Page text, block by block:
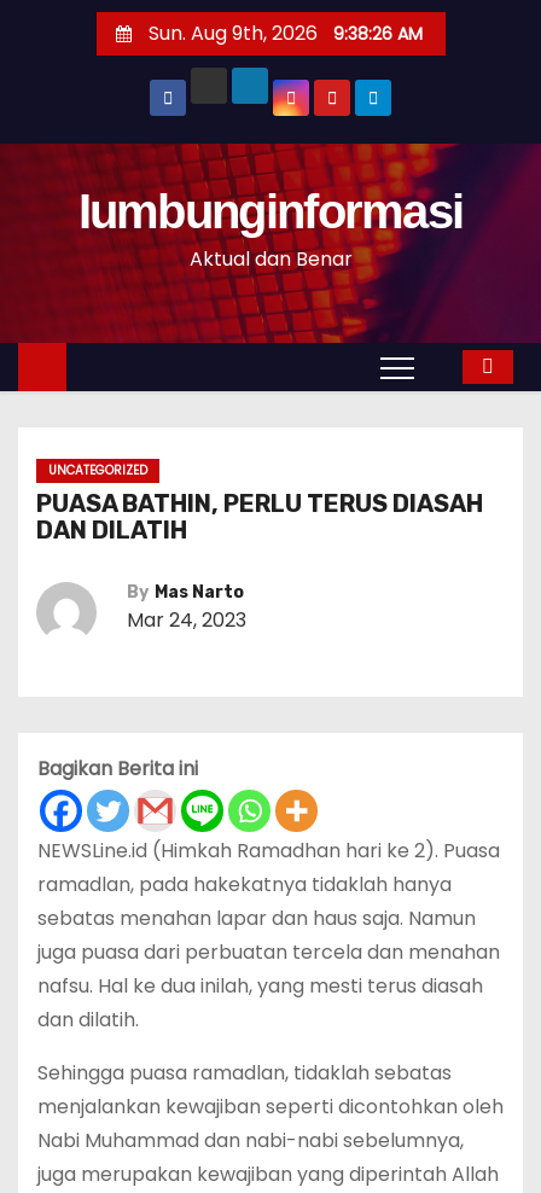
t
n
Sun. Aug 9th, 2026 9:38:27 AM
Iumbunginformasi
Aktual dan Benar
UNCATEGORIZED
PUASA BATHIN, PERLU TERUS DIASAH
DAN DILATIH
By Mas Narto
Mar 24, 2023
Bagikan Berita ini
NEWSLine.id (Himkah Ramadhan hari ke 2). Puasa
ramadlan, pada hakekatnya tidaklah hanya
sebatas menahan lapar dan haus saja. Namun
juga puasa dari perbuatan tercela dan menahan
nafsu. Hal ke dua inilah, yang mesti terus diasah
dan dilatih.
Sehingga puasa ramadlan, tidaklah sebatas
menjalankan kewajiban seperti dicontohkan oleh
Nabi Muhammad dan nabi-nabi sebelumnya,
juga merupakan kewajiban yang diperintah Allah